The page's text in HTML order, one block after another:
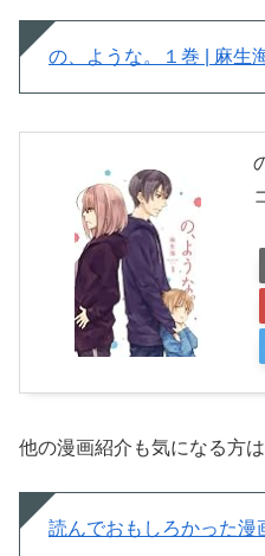
の、ような。１巻 | 麻生
他の漫画紹介も気になる方
読んでおもしろかった漫